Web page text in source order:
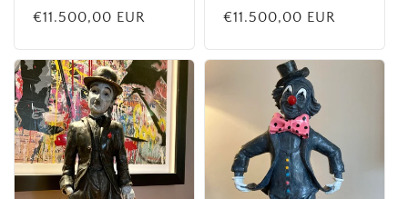
Prix
€11.500,00 EUR
Prix
€11.500,00 EUR